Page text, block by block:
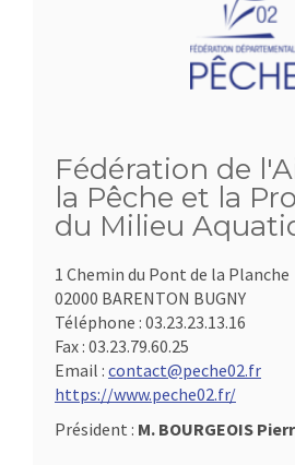
Fédération de
la Pêche et la
du Milieu
1 Chemin du Pont de la Planche
02000 BARENTON BUGNY
Téléphone : 03.23.23.13.16
Fax : 03.23.79.60.25
Email : contact@peche02.fr
https://www.peche02.fr/
Président : M. BOURGEOIS